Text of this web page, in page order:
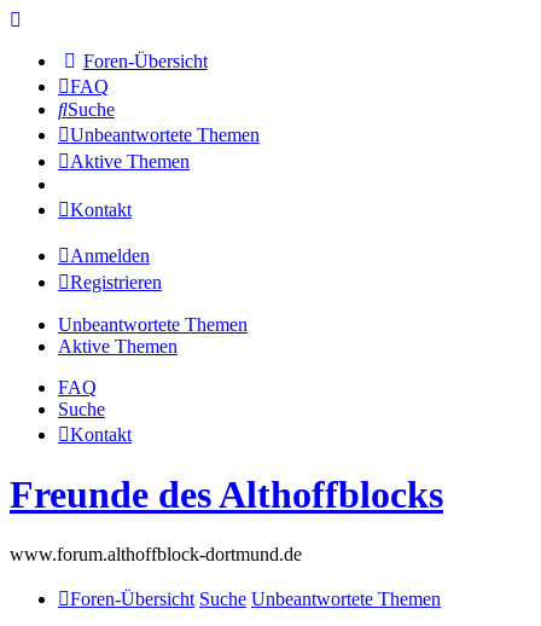
Foren-Übersicht
FAQ
Suche
Unbeantwortete Themen
Aktive Themen
Kontakt
Anmelden
Registrieren
Unbeantwortete Themen
Aktive Themen
FAQ
Suche
Kontakt
Freunde des Althoffblocks
www.forum.althoffblock-dortmund.de
Foren-Übersicht Suche Unbeantwortete Themen